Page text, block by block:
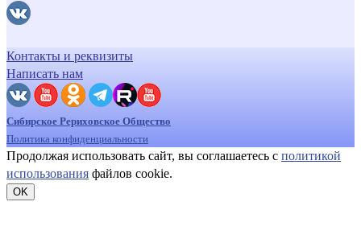
Контакты и реквизиты
Написать нам
Сибирское Рериховское Общество
Политика конфиденциальности
Продолжая использовать сайт, вы соглашаетесь с политикой
использования файлов cookie.
OK